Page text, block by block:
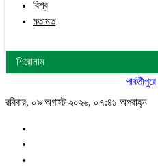
বিশ্ব
মতামত
শিরোনাম
রবিবার, ০৯ অগাস্ট ২০২৬, ০৭:৪১ অপরাহ্ন